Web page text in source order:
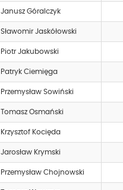
Janusz Góralczyk
Sławomir Jaskółowski
Piotr Jakubowski
Patryk Ciemięga
Przemysław Sowiński
Tomasz Osmański
Krzysztof Kocięda
Jarosław Krymski
Przemysław Chojnowski